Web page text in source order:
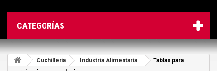
CATEGORÍAS
Cuchilleria Industria Alimentaria
Tablas para